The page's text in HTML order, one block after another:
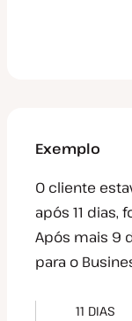
Exemplo
O cliente
após 11 dias,
Após mais 9
para o
11 DIAS